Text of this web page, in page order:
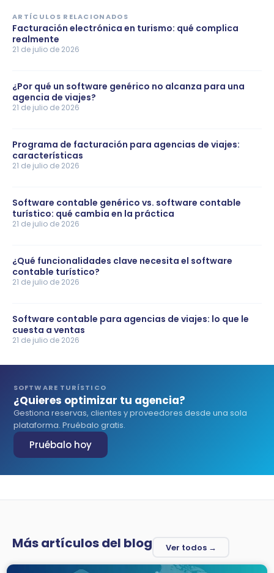
ARTÍCULOS RELACIONADOS
Facturación electrónica en turismo: qué complica
realmente
21 de julio de 2026
¿Por qué un software genérico no alcanza para una
agencia de viajes?
21 de julio de 2026
Programa de facturación para agencias de viajes:
características
21 de julio de 2026
Software contable genérico vs. software contable
turístico: qué cambia en la práctica
21 de julio de 2026
¿Qué funcionalidades clave necesita el software
contable turístico?
21 de julio de 2026
Software contable para agencias de viajes: lo que le
cuesta a ventas
21 de julio de 2026
SOFTWARE TURÍSTICO
¿Quieres optimizar tu agencia?
Gestiona reservas, clientes y proveedores desde una sola
plataforma. Pruébalo gratis.
Pruébalo hoy
Más artículos del blog Ver todos →